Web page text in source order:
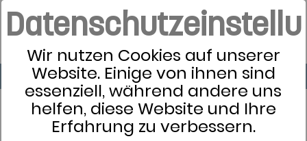
Wir nutzen Cookies auf unserer
Website. Einige von ihnen sind
essenziell, während andere uns
helfen, diese Website und Ihre
Erfahrung zu verbessern.